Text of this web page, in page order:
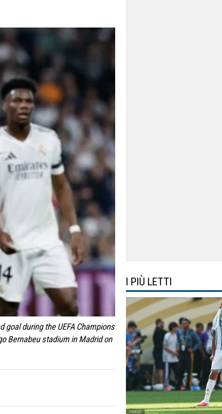
during the UEFA Champions
Bernabeu stadium in Madrid on
I PIÙ LETTI